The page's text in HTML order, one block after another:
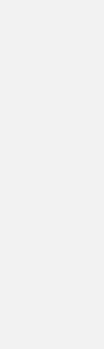
терминалов и
также